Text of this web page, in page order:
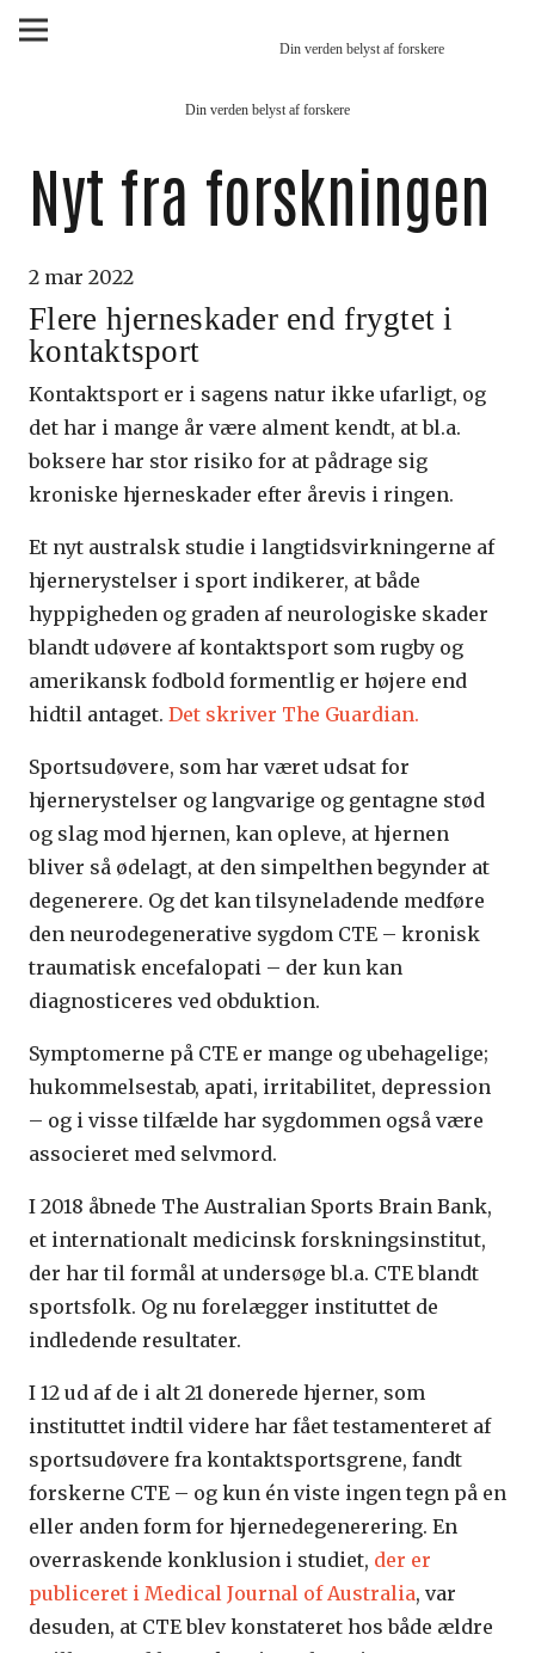
Din verden belyst af forskere
Din verden belyst af forskere
Nyt fra forskningen
2 mar 2022
Flere hjerneskader end frygtet i
kontaktsport
Kontaktsport er i sagens natur ikke ufarligt, og
det har i mange år være alment kendt, at bl.a.
boksere har stor risiko for at pådrage sig
kroniske hjerneskader efter årevis i ringen.
Et nyt australsk studie i langtidsvirkningerne af
hjernerystelser i sport indikerer, at både
hyppigheden og graden af neurologiske skader
blandt udøvere af kontaktsport som rugby og
amerikansk fodbold formentlig er højere end
hidtil antaget. Det skriver The Guardian.
Sportsudøvere, som har været udsat for
hjernerystelser og langvarige og gentagne stød
og slag mod hjernen, kan opleve, at hjernen
bliver så ødelagt, at den simpelthen begynder at
degenerere. Og det kan tilsyneladende medføre
den neurodegenerative sygdom CTE – kronisk
traumatisk encefalopati – der kun kan
diagnosticeres ved obduktion.
Symptomerne på CTE er mange og ubehagelige;
hukommelsestab, apati, irritabilitet, depression
– og i visse tilfælde har sygdommen også være
associeret med selvmord.
I 2018 åbnede The Australian Sports Brain Bank,
et internationalt medicinsk forskningsinstitut,
der har til formål at undersøge bl.a. CTE blandt
sportsfolk. Og nu forelægger instituttet de
indledende resultater.
I 12 ud af de i alt 21 donerede hjerner, som
instituttet indtil videre har fået testamenteret af
sportsudøvere fra kontaktsportsgrene, fandt
forskerne CTE – og kun én viste ingen tegn på en
eller anden form for hjernedegenerering. En
overraskende konklusion i studiet, der er
publiceret i Medical Journal of Australia, var
desuden, at CTE blev konstateret hos både ældre